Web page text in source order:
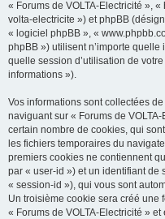
« Forums de VOLTA-Electricité »,
volta-electricite ») et phpBB
« logiciel phpBB », «
phpBB ») utilisent n’importe
quelle session d’utilisation de
informations »).
Vos informations sont collectées
naviguant sur « Forums de
certain nombre de cookies, qui
les fichiers temporaires du
premiers cookies ne contiennent
par « user-id ») et un identifiant
« session-id »), qui vous sont
Un troisième cookie sera créé une
« Forums de VOLTA-Electricité »